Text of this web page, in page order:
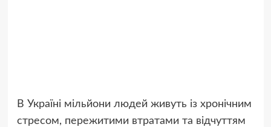
В Україні мільйони людей живуть із хронічним
стресом, пережитими втратами та відчуттям